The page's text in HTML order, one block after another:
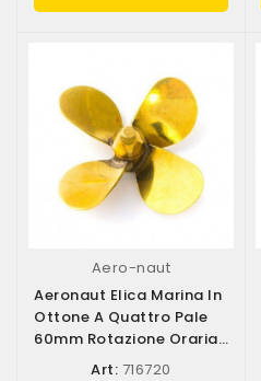
Aero-naut
Aeronaut Elica Marina In
Ottone A Quattro Pale
60mm Rotazione Oraria
(destra)...
Art: 716720